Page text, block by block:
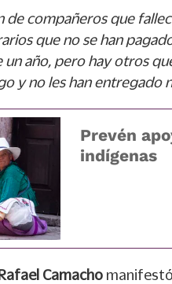
de compañeros que
que no se han
un año, pero hay otros
y no les han entregado
Prevén
indígenas
Camacho